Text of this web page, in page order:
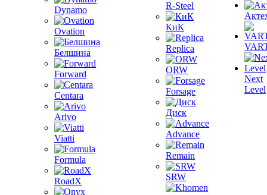
Dynamo
Ovation
Белшина
Forward
Centara
Arivo
Viatti
Formula
RoadX
R-Steel
КиК
Replica
ORW
Forsage
Диск
Advance
Remain
SRW
Next
Level